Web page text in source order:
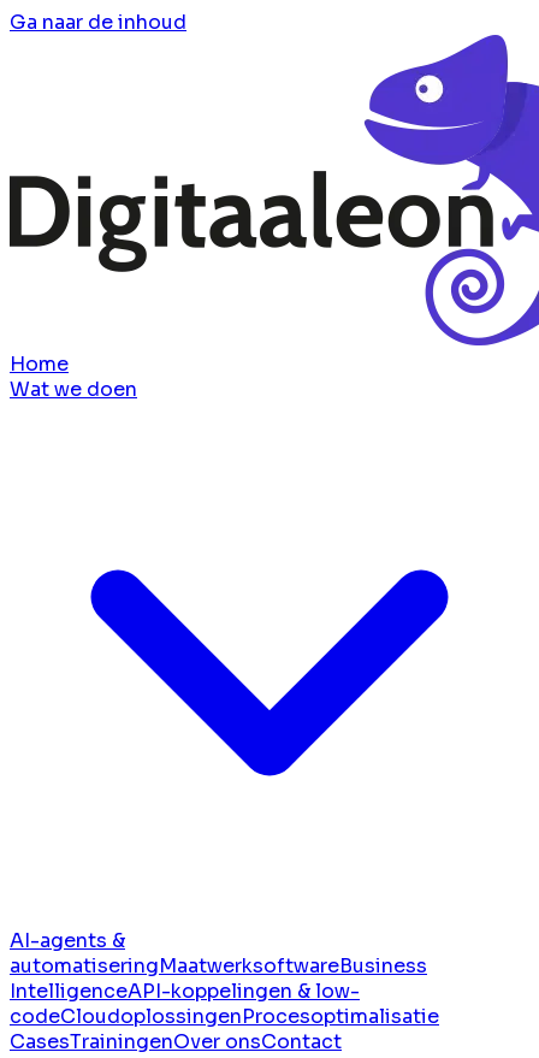
Ga naar de inhoud
Home
Wat we doen
AI-agents &
automatiseringMaatwerksoftwareBusiness
IntelligenceAPI-koppelingen & low-
codeCloudoplossingenProcesoptimalisatie
CasesTrainingenOver onsContact